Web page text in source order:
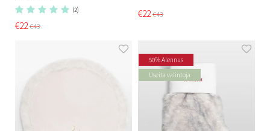
(2)
€22€43
€22€43
50% Alennus
Useita valintoja